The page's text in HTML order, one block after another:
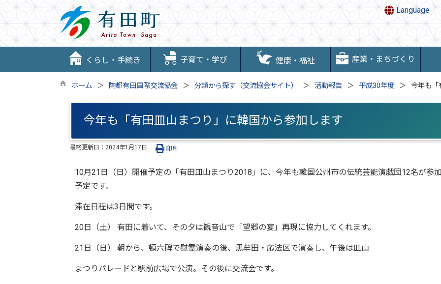
Language
くらし・手続き 子育て・学び 健康・福祉 産業・まちづくり
ホーム 陶都有田国際交流協会 分類から探す（交流協会サイト） 活動報告 平成30年度 今年も「
今年も「有田皿山まつり」に韓国から参加します
最終更新日： 2024年1月17日 印刷
10月21日（日）開催予定の「有田皿山まつり2018」に、今年も韓国公州市の伝統芸能演戯団12名が参加
予定です。
滞在日程は3日間です。
20日（土） 有田に着いて、その夕は観音山で「望郷の宴」再現に協力してくれます。
21日（日） 朝から、頓六碑で慰霊演奏の後、黒牟田・応法区で演奏し、午後は皿山
まつりパレードと駅前広場で公演。その後に交流会です。